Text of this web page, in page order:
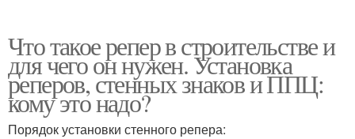
Что такое репер в строительстве и
для чего он нужен. Установка
реперов, стенных знаков и ППЦ:
кому это надо?
Порядок установки стенного репера: